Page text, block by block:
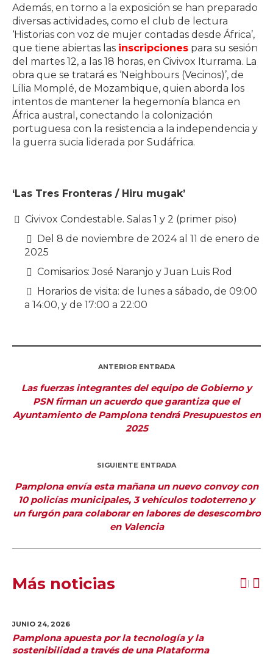
Además, en torno a la exposición se han preparado
diversas actividades, como el club de lectura
‘Historias con voz de mujer contadas desde África’,
que tiene abiertas las inscripciones para su sesión
del martes 12, a las 18 horas, en Civivox Iturrama. La
obra que se tratará es ‘Neighbours (Vecinos)’, de
Lília Momplé, de Mozambique, quien aborda los
intentos de mantener la hegemonía blanca en
África austral, conectando la colonización
portuguesa con la resistencia a la independencia y
la guerra sucia liderada por Sudáfrica.
‘Las Tres Fronteras / Hiru mugak’
Civivox Condestable. Salas 1 y 2 (primer piso)
Del 8 de noviembre de 2024 al 11 de enero de
2025
Comisarios: José Naranjo y Juan Luis Rod
Horarios de visita: de lunes a sábado, de 09:00
a 14:00, y de 17:00 a 22:00
ANTERIOR ENTRADA
Las fuerzas integrantes del equipo de Gobierno y
PSN firman un acuerdo que garantiza que el
Ayuntamiento de Pamplona tendrá Presupuestos en
2025
SIGUIENTE ENTRADA
Pamplona envía esta mañana un nuevo convoy con
10 policías municipales, 3 vehículos todoterreno y
un furgón para colaborar en labores de desescombro
en Valencia
Más noticias
JUNIO 24, 2026
Pamplona apuesta por la tecnología y la
sostenibilidad a través de una Plataforma